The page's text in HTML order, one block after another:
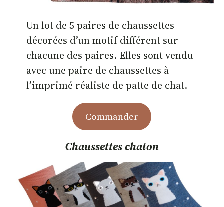
Un lot de 5 paires de chaussettes
décorées d’un motif différent sur
chacune des paires. Elles sont vendu
avec une paire de chaussettes à
l’imprimé réaliste de patte de chat.
Commander
Chaussettes chaton